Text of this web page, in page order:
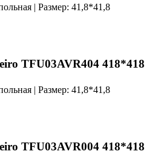
| Размер: 41,8*41,8
TFU03AVR404 418*418
| Размер: 41,8*41,8
TFU03AVR004 418*418